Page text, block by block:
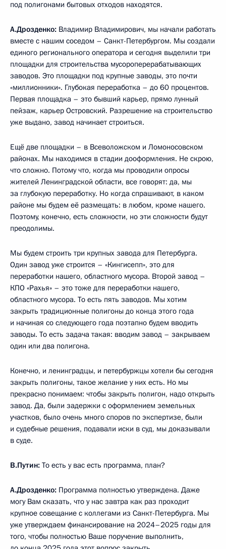
под полигонами бытовых отходов находятся.
А.Дрозденко: Владимир Владимирович, мы начали работать
вместе с нашим соседом – Санкт-Петербургом. Мы создали
единого регионального оператора и сегодня выделили три
площадки для строительства мусороперерабатывающих
заводов. Это площадки под крупные заводы, это почти
«миллионники». Глубокая переработка – до 60 процентов.
Первая площадка – это бывший карьер, прямо лунный
пейзаж, карьер Островский. Разрешение на строительство
уже выдано, завод начинает строиться.
Ещё две площадки – в Всеволожском и Ломоносовском
районах. Мы находимся в стадии дооформления. Не скрою,
что сложно. Потому что, когда мы проводили опросы
жителей Ленинградской области, все говорят: да, мы
за глубокую переработку. Но когда спрашивают, в каком
районе мы будем её размещать: в любом, кроме нашего.
Поэтому, конечно, есть сложности, но эти сложности будут
преодолимы.
Мы будем строить три крупных завода для Петербурга.
Один завод уже строится – «Кингисепп», это для
переработки нашего, областного мусора. Второй завод –
КПО «Рахья» – это тоже для переработки нашего,
областного мусора. То есть пять заводов. Мы хотим
закрыть традиционные полигоны до конца этого года
и начиная со следующего года поэтапно будем вводить
заводы. То есть задача такая: вводим завод – закрываем
один или два полигона.
Конечно, и ленинградцы, и петербуржцы хотели бы сегодня
закрыть полигоны, такое желание у них есть. Но мы
прекрасно понимаем: чтобы закрыть полигон, надо открыть
завод. Да, были задержки с оформлением земельных
участков, было очень много споров по экспертизе, были
и судебные решения, подавали иски в суд, мы доказывали
в суде.
В.Путин: То есть у вас есть программа, план?
А.Дрозденко: Программа полностью утверждена. Даже
могу Вам сказать, что у нас завтра как раз проходит
крупное совещание с коллегами из Санкт-Петербурга. Мы
уже утверждаем финансирование на 2024–2025 годы для
того, чтобы полностью Ваше поручение выполнить,